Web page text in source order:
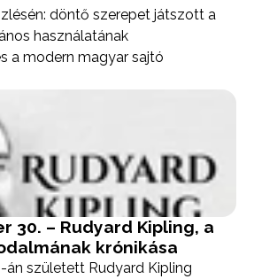
döntő szerepet játszott a
használatának
a modern magyar sajtó
30. – Rudyard Kipling, a
krónikása
án született Rudyard Kipling